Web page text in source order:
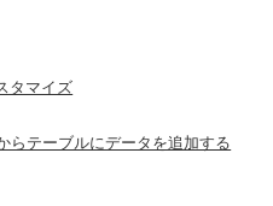
タマイズ
テーブルにデータを追加する